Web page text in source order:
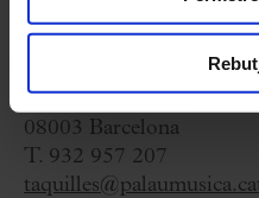
C/ Palau de la Música, 4-
08003 Barcelona
T. 932 957 207